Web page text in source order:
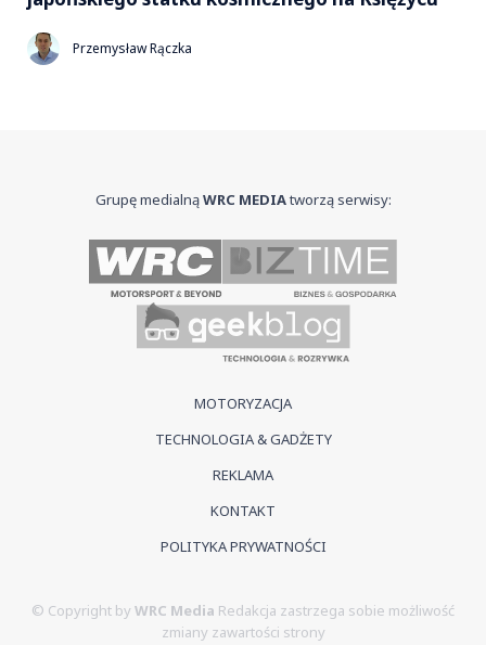
Przemysław Rączka
Grupę medialnąWRC MEDIAtworzą serwisy:
MOTORYZACJA
TECHNOLOGIA & GADŻETY
REKLAMA
KONTAKT
POLITYKA PRYWATNOŚCI
© Copyright by WRC Media Redakcja zastrzega sobie możliwość
zmiany zawartości strony